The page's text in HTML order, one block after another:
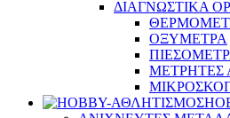
ΔΙΑΓΝΩΣΤΙΚΑ
ΟΞΥΜΕΤΡΑ
ΜΕΤΡΗΤΕΣ